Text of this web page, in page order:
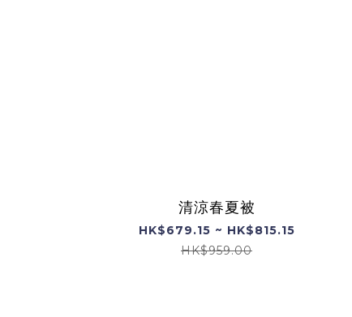
清涼春夏被
HK$679.15 ~ HK$815.15
HK$959.00